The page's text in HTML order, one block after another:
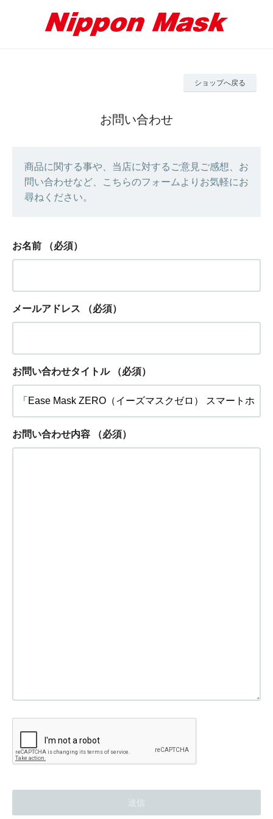
ショップへ戻る
お問い合わせ
商品に関する事や、当店に対するご意見ご感想、お
問い合わせなど、こちらのフォームよりお気軽にお
尋ねください。
お名前 （必須）
メールアドレス （必須）
お問い合わせタイトル （必須）
お問い合わせ内容 （必須）